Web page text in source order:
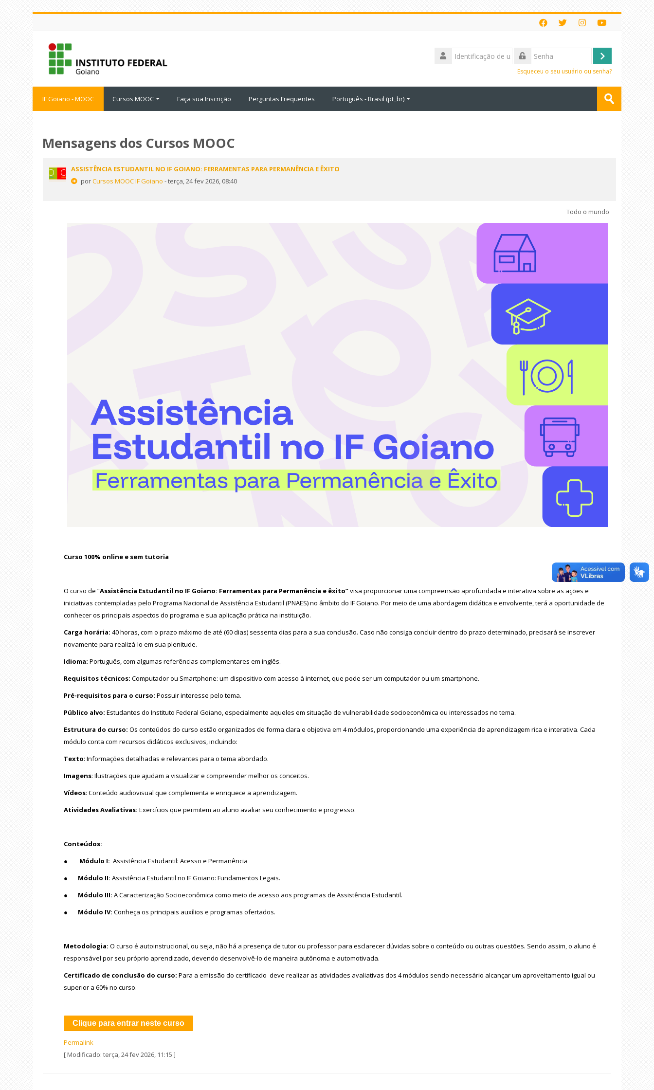
Identificação
de
Acessar
Esqueceu o seu usuário ou senha?
IF Goiano - MOOC Cursos MOOC Faça sua Inscrição Perguntas Frequentes Português - Brasil ‎(pt_br)‎ Enviar
Mensagens dos Cursos MOOC
ASSISTÊNCIA ESTUDANTIL NO IF GOIANO: FERRAMENTAS PARA PERMANÊNCIA E ÊXITO
porCursos MOOC IF Goiano - terça, 24 fev 2026, 08:40
Todo o mundo
Curso 100% online e sem tutoria
O curso de “Assistência Estudantil no IF Goiano: Ferramentas para Permanência e êxito”visa proporcionar uma compreensão aprofundada e interativa sobre as ações e
iniciativas contempladas pelo Programa Nacional de Assistência Estudantil (PNAES) no âmbito do IF Goiano. Por meio de uma abordagem didática e envolvente, terá a oportunidade de
conhecer os principais aspectos do programa e sua aplicação prática na instituição.
Carga horária: 40 horas, com o prazo máximo de até (60 dias) sessenta dias para a sua conclusão. Caso não consiga concluir dentro do prazo determinado, precisará se inscrever
novamente para realizá-lo em sua plenitude.
Idioma: Português, com algumas referências complementares em inglês.
Requisitos técnicos:Computador ou Smartphone: um dispositivo com acesso à internet, que pode ser um computador ou um smartphone.
Pré-requisitos para o curso: Possuir interesse pelo tema.
Público alvo:Estudantes do Instituto Federal Goiano, especialmente aqueles em situação de vulnerabilidade socioeconômica ou interessados no tema.
Estrutura do curso: Os conteúdos do curso estão organizados de forma clara e objetiva em 4 módulos, proporcionando uma experiência de aprendizagem rica e interativa. Cada
módulo conta com recursos didáticos exclusivos, incluindo:
Texto: Informações detalhadas e relevantes para o tema abordado.
Imagens: Ilustrações que ajudam a visualizar e compreender melhor os conceitos.
Vídeos: Conteúdo audiovisual que complementa e enriquece a aprendizagem.
Atividades Avaliativas: Exercícios que permitem ao aluno avaliar seu conhecimento e progresso.
Conteúdos:
●
Módulo I: Assistência Estudantil: Acesso e Permanência
● Módulo II:Assistência Estudantil no IF Goiano: Fundamentos Legais.
● Módulo III:A Caracterização Socioeconômica como meio de acesso aos programas de Assistência Estudantil.
● Módulo IV:Conheça os principais auxílios e programas ofertados.
Metodologia: O curso é autoinstrucional, ou seja, não há a presença de tutor ou professor para esclarecer dúvidas sobre o conteúdo ou outras questões. Sendo assim, o aluno é
responsável por seu próprio aprendizado, devendo desenvolvê-lo de maneira autônoma e automotivada.
Certificado de conclusão do curso:Para a emissão do certificado deve realizar as atividades avaliativas dos 4 módulos sendo necessário alcançar um aproveitamento igual ou
superior a 60% no curso.
Clique para entrar neste curso
Permalink
[ Modificado: terça, 24 fev 2026, 11:15 ]